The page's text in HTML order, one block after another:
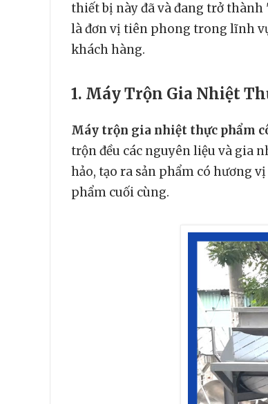
thiết bị này đã và đang trở
là đơn vị tiên phong trong lĩnh
khách hàng.
1. Máy Trộn Gia Nhiệt
Máy trộn gia nhiệt thực phẩm
trộn đều các nguyên liệu và gia
hảo, tạo ra sản phẩm có hương
phẩm cuối cùng.